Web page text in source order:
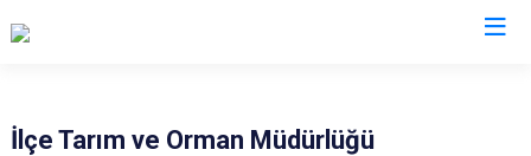
İlçe Tarım ve Orman Müdürlüğü